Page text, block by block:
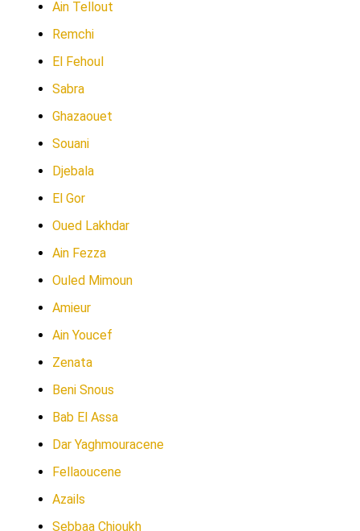
Ain Tellout
Remchi
El Fehoul
Sabra
Ghazaouet
Souani
Djebala
El Gor
Oued Lakhdar
Ain Fezza
Ouled Mimoun
Amieur
Ain Youcef
Zenata
Beni Snous
Bab El Assa
Dar Yaghmouracene
Fellaoucene
Azails
Sebbaa Chioukh